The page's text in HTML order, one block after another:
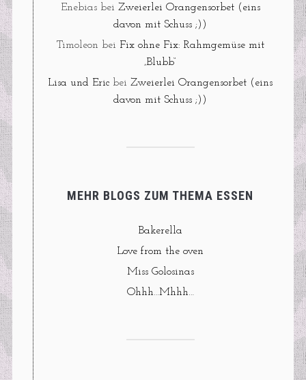
Enebiasbei Zweierlei Orangensorbet (eins
davon mit Schuss ;))
Timoleon bei Fix ohne Fix: Rahmgemüse mit
„Blubb“
Lisa und Eric bei Zweierlei Orangensorbet (eins
davon mit Schuss ;))
MEHR BLOGS ZUM THEMA ESSEN
Bakerella
Love from the oven
Miss Golosinas
Ohhh…Mhhh…